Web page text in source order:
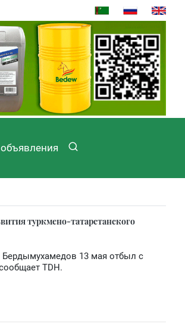
туркмено-татарстанского
Бердымухамедов 13 мая отбыл с
TDH.